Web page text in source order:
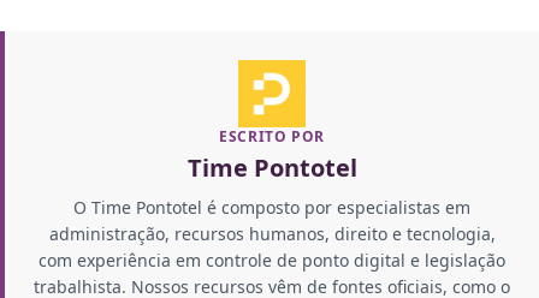
ESCRITO POR
Time Pontotel
O Time Pontotel é composto por especialistas em
administração, recursos humanos, direito e tecnologia,
com experiência em controle de ponto digital e legislação
trabalhista. Nossos recursos vêm de fontes oficiais, como o